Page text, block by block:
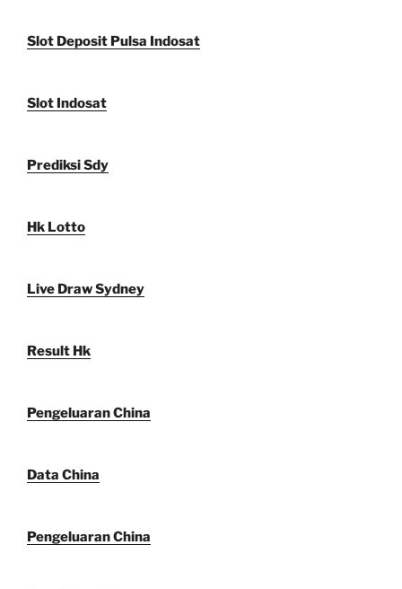
Slot Deposit Pulsa Indosat
Slot Indosat
Prediksi Sdy
Hk Lotto
Live Draw Sydney
Result Hk
Pengeluaran China
Data China
Pengeluaran China